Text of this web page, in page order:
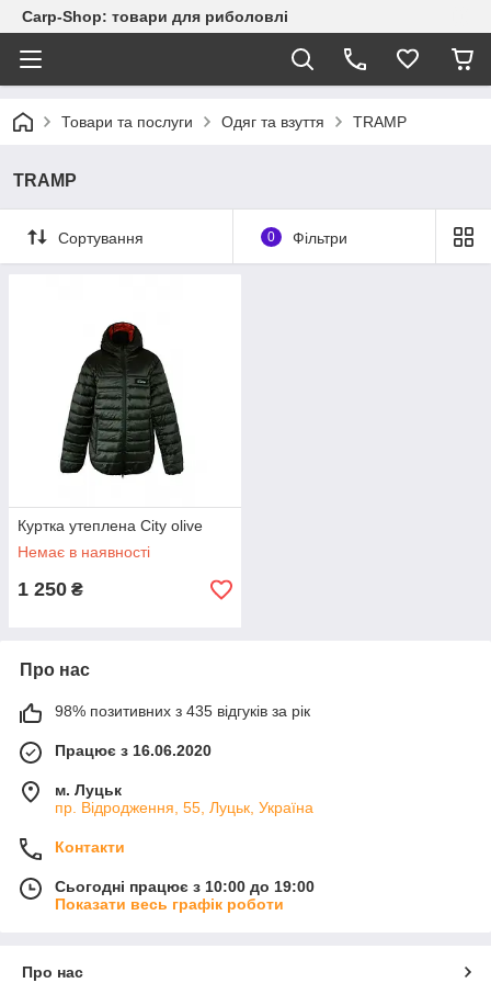
Carp-Shop: товари для риболовлі
Товари та послуги Одяг та взуття TRAMP
TRAMP
Сортування 0 Фільтри
Куртка утеплена City olive
Немає в наявності
1 250 ₴
Про нас
98% позитивних з 435 відгуків за рік
Працює з 16.06.2020
м. Луцьк
пр. Відродження, 55, Луцьк, Україна
Контакти
Сьогодні працює з 10:00 до 19:00
Показати весь графік роботи
Про нас